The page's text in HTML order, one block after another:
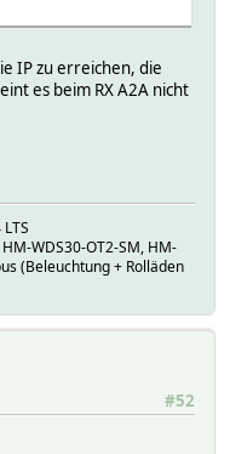
IP zu erreichen, die
es beim RX A2A nicht
HM-WDS30-OT2-SM, HM-
(Beleuchtung + Rolläden
#52